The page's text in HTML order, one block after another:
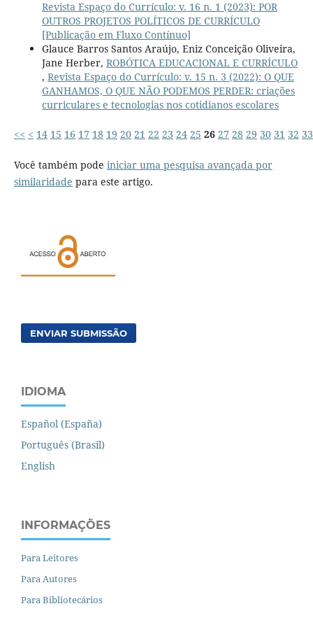
Revista Espaço do Currículo: v. 16 n. 1 (2023): POR
OUTROS PROJETOS POLÍTICOS DE CURRÍCULO
[Publicação em Fluxo Contínuo]
Glauce Barros Santos Araújo, Eniz Conceição Oliveira,
Jane Herber, ROBÓTICA EDUCACIONAL E CURRÍCULO
, Revista Espaço do Currículo: v. 15 n. 3 (2022): O QUE
GANHAMOS, O QUE NÃO PODEMOS PERDER: criações
curriculares e tecnologias nos cotidianos escolares
<< < 14 15 16 17 18 19 20 21 22 23 24 25 26 27 28 29 30 31 32 33
Você também pode iniciar uma pesquisa avançada por
similaridade para este artigo.
ENVIAR SUBMISSÃO
IDIOMA
Español (España)
Português (Brasil)
English
INFORMAÇÕES
Para Leitores
Para Autores
Para Bibliotecários